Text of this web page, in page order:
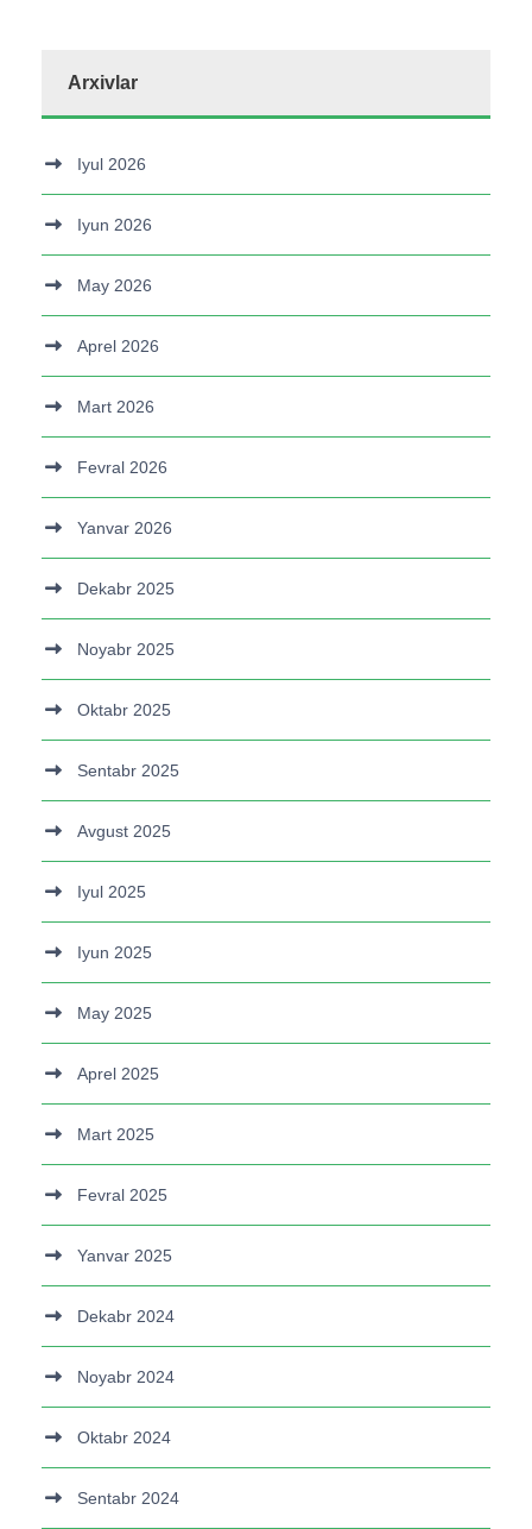
Arxivlar
Iyul 2026
Iyun 2026
May 2026
Aprel 2026
Mart 2026
Fevral 2026
Yanvar 2026
Dekabr 2025
Noyabr 2025
Oktabr 2025
Sentabr 2025
Avgust 2025
Iyul 2025
Iyun 2025
May 2025
Aprel 2025
Mart 2025
Fevral 2025
Yanvar 2025
Dekabr 2024
Noyabr 2024
Oktabr 2024
Sentabr 2024